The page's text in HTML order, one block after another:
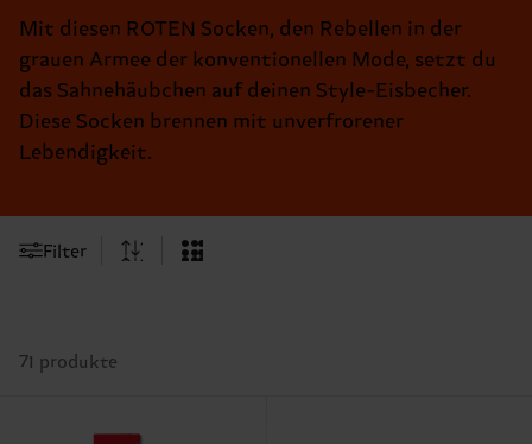
Mit diesen ROTEN Socken, den Rebellen in der
grauen Armee der konventionellen Mode, setzt du
das Sahnehäubchen auf deinen Style-Eisbecher.
Diese Socken brennen mit unverfrorener
Lebendigkeit.
Filter
71 produkte